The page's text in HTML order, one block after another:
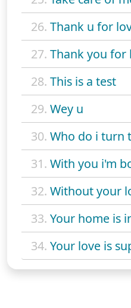
26. Thank u for
27. Thank you for
28. This is a test
29. Wey u
30. Who do i turn
31. With you i'm
32. Without your
33. Your home is
34. Your love is